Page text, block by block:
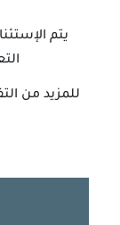
يتم
للمزيد من